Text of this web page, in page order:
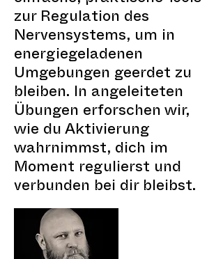
zur Regulation des
Nervensystems, um in
energiegeladenen
Umgebungen geerdet zu
bleiben. In angeleiteten
Übungen erforschen wir,
wie du Aktivierung
wahrnimmst, dich im
Moment regulierst und
verbunden bei dir bleibst.